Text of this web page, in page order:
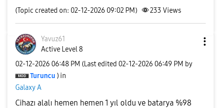
(Topic created on: 02-12-2026 09:02 PM) 233 Views
Yavuz61
Active Level 8
‎02-12-2026 06:48 PM (Last edited ‎02-12-2026 06:49 PM by
Turuncu ) in
Galaxy A
Cihazı alalı hemen hemen 1 yıl oldu ve batarya %98